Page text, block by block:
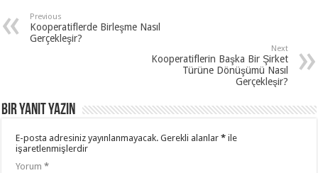
Previous
Kooperatiflerde Birleşme Nasıl
Gerçekleşir?
Next
Kooperatiflerin Başka Bir Şirket
Türüne Dönüşümü Nasıl
Gerçekleşir?
Bir yanıt yazın
E-posta adresiniz yayınlanmayacak. Gerekli alanlar* ile
işaretlenmişlerdir
Yorum*